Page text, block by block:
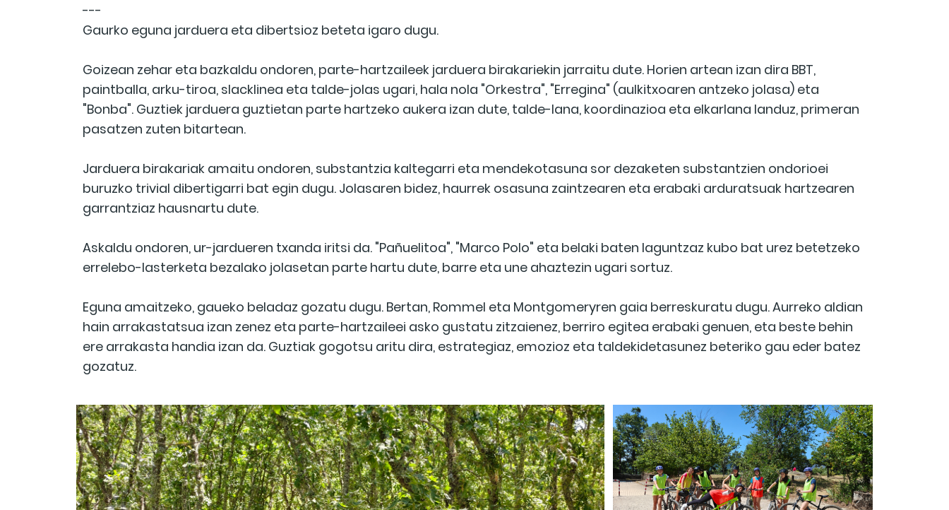
---
Gaurko eguna jarduera eta dibertsioz beteta igaro dugu.
Goizean zehar eta bazkaldu ondoren, parte-hartzaileek jarduera birakariekin jarraitu dute. Horien artean izan dira BBT,
paintballa, arku-tiroa, slacklinea eta talde-jolas ugari, hala nola "Orkestra", "Erregina" (aulkitxoaren antzeko jolasa) eta
"Bonba". Guztiek jarduera guztietan parte hartzeko aukera izan dute, talde-lana, koordinazioa eta elkarlana landuz, primeran
pasatzen zuten bitartean.
Jarduera birakariak amaitu ondoren, substantzia kaltegarri eta mendekotasuna sor dezaketen substantzien ondorioei
buruzko trivial dibertigarri bat egin dugu. Jolasaren bidez, haurrek osasuna zaintzearen eta erabaki arduratsuak hartzearen
garrantziaz hausnartu dute.
Askaldu ondoren, ur-jardueren txanda iritsi da. "Pañuelitoa", "Marco Polo" eta belaki baten laguntzaz kubo bat urez betetzeko
errelebo-lasterketa bezalako jolasetan parte hartu dute, barre eta une ahaztezin ugari sortuz.
Eguna amaitzeko, gaueko beladaz gozatu dugu. Bertan, Rommel eta Montgomeryren gaia berreskuratu dugu. Aurreko aldian
hain arrakastatsua izan zenez eta parte-hartzaileei asko gustatu zitzaienez, berriro egitea erabaki genuen, eta beste behin
ere arrakasta handia izan da. Guztiak gogotsu aritu dira, estrategiaz, emozioz eta taldekidetasunez beteriko gau eder batez
gozatuz.